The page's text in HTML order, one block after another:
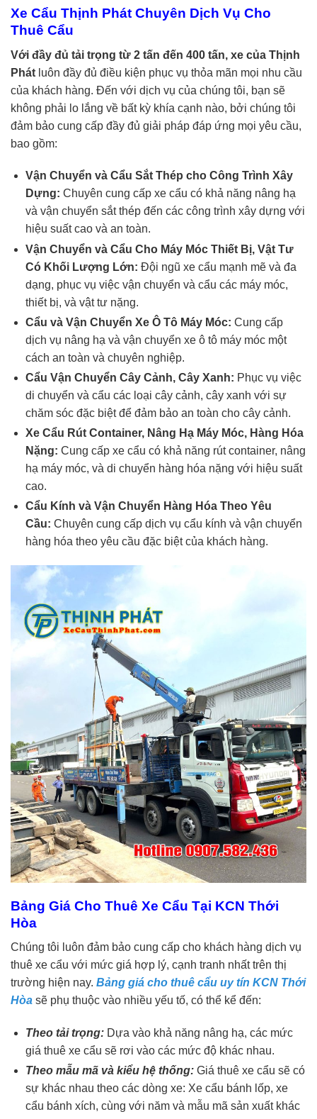
Xe Cẩu Thịnh Phát Chuyên Dịch Vụ Cho
Thuê Cẩu
Với đầy đủ tải trọng từ 2 tấn đến 400 tấn, xe của Thịnh
Phát luôn đầy đủ điều kiện phục vụ thỏa mãn mọi nhu cầu
của khách hàng. Đến với dịch vụ của chúng tôi, bạn sẽ
không phải lo lắng về bất kỳ khía cạnh nào, bởi chúng tôi
đảm bảo cung cấp đầy đủ giải pháp đáp ứng mọi yêu cầu,
bao gồm:
Vận Chuyển và Cẩu Sắt Thép cho Công Trình Xây
Dựng: Chuyên cung cấp xe cẩu có khả năng nâng hạ
và vận chuyển sắt thép đến các công trình xây dựng với
hiệu suất cao và an toàn.
Vận Chuyển và Cẩu Cho Máy Móc Thiết Bị, Vật Tư
Có Khối Lượng Lớn: Đội ngũ xe cẩu mạnh mẽ và đa
dạng, phục vụ việc vận chuyển và cẩu các máy móc,
thiết bị, và vật tư nặng.
Cẩu và Vận Chuyển Xe Ô Tô Máy Móc: Cung cấp
dịch vụ nâng hạ và vận chuyển xe ô tô máy móc một
cách an toàn và chuyên nghiệp.
Cẩu Vận Chuyển Cây Cảnh, Cây Xanh: Phục vụ việc
di chuyển và cẩu các loại cây cảnh, cây xanh với sự
chăm sóc đặc biệt để đảm bảo an toàn cho cây cảnh.
Xe Cẩu Rút Container, Nâng Hạ Máy Móc, Hàng Hóa
Nặng: Cung cấp xe cẩu có khả năng rút container, nâng
hạ máy móc, và di chuyển hàng hóa nặng với hiệu suất
cao.
Cẩu Kính và Vận Chuyển Hàng Hóa Theo Yêu
Cầu: Chuyên cung cấp dịch vụ cẩu kính và vận chuyển
hàng hóa theo yêu cầu đặc biệt của khách hàng.
Bảng Giá Cho Thuê Xe Cẩu Tại KCN Thới
Hòa
Chúng tôi luôn đảm bảo cung cấp cho khách hàng dịch vụ
thuê xe cẩu với mức giá hợp lý, cạnh tranh nhất trên thị
trường hiện nay. Bảng giá cho thuê cẩu uy tín KCN Thới
Hòa sẽ phụ thuộc vào nhiều yếu tố, có thể kể đến:
Theo tải trọng: Dựa vào khả năng nâng hạ, các mức
giá thuê xe cẩu sẽ rơi vào các mức độ khác nhau.
Theo mẫu mã và kiểu hệ thống:Giá thuê xe cẩu sẽ có
sự khác nhau theo các dòng xe: Xe cẩu bánh lốp, xe
cẩu bánh xích, cùng với năm và mẫu mã sản xuất khác